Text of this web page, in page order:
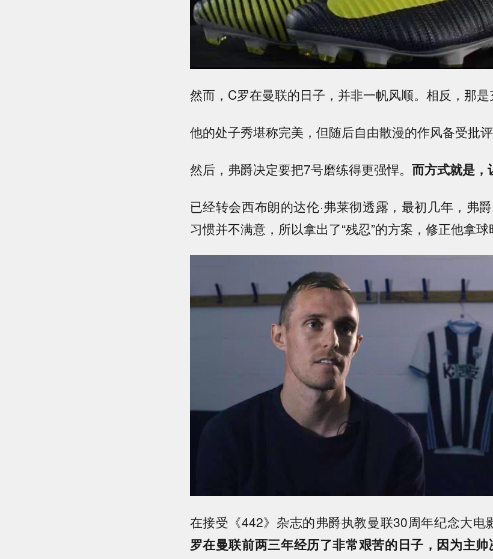
然而，C罗在曼联的日子，并非一帆风顺。相反，那是
他的处子秀堪称完美，但随后自由散漫的作风备受批评
然后，弗爵决定要把7号磨练得更强悍。 而方式就是，
已经转会西布朗的达伦·弗莱彻透露，最初几年，弗
习惯并不满意，所以拿出了“残忍”的方案，修正他拿球
在接受《442》杂志的弗爵执教曼联30周年纪念大电
罗在曼联前两三年经历了非常艰苦的日子，因为主